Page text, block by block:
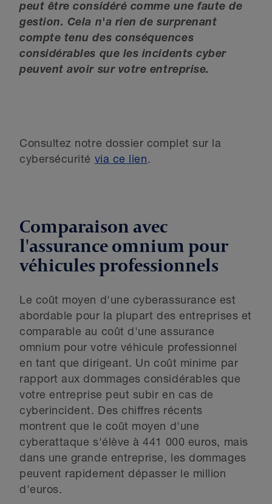
peut être considéré comme une faute de
gestion. Cela n'a rien de surprenant
compte tenu des conséquences
considérables que les incidents cyber
peuvent avoir sur votre entreprise.
Consultez notre dossier complet sur la
cybersécurité via ce lien.
Comparaison avec
l'assurance omnium pour
véhicules professionnels
Le coût moyen d'une cyberassurance est
abordable pour la plupart des entreprises et
comparable au coût d'une assurance
omnium pour votre véhicule professionnel
en tant que dirigeant. Un coût minime par
rapport aux dommages considérables que
votre entreprise peut subir en cas de
cyberincident. Des chiffres récents
montrent que le coût moyen d'une
cyberattaque s'élève à 441 000 euros, mais
dans une grande entreprise, les dommages
peuvent rapidement dépasser le million
d'euros.